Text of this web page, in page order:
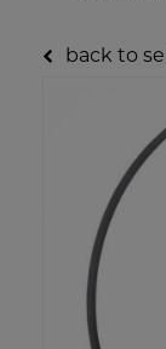
back to